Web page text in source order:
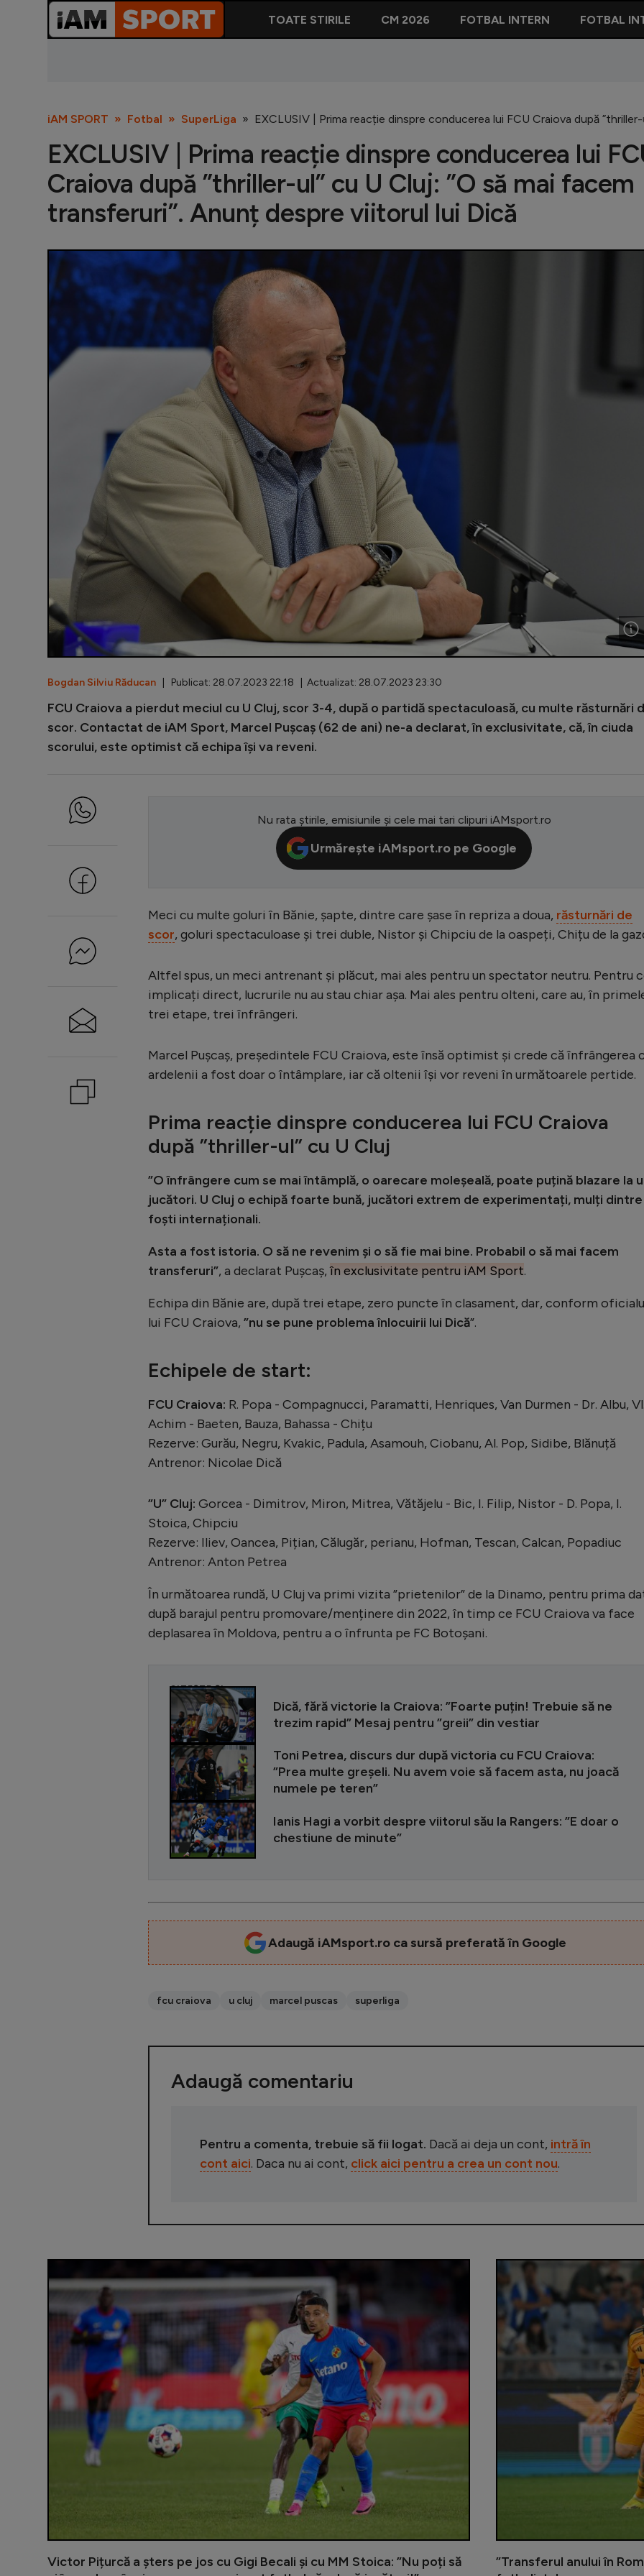
TOATE STIRILE CM 2026 FOTBAL INTERN FOTBAL
iAM SPORT Fotbal SuperLiga EXCLUSIV | Prima reacție dinspre conducerea lui FCU Craiova după
EXCLUSIV | Prima reacție dinspre conducerea lui
Craiova după ”thriller-ul” cu U Cluj: ”O să mai facem
transferuri”. Anunț despre viitorul lui Dică
Bogdan Silviu Răducan | Publicat: 28.07.2023 22:18 | Actualizat: 28.07.2023 23:30
FCU Craiova a pierdut meciul cu U Cluj, scor 3-4, după o partidă spectaculoasă, cu multe răsturnări
scor. Contactat de iAM Sport, Marcel Pușcaș (62 de ani) ne-a declarat, în exclusivitate, că, în ciuda
scorului, este optimist că echipa își va reveni.
Nu rata știrile, emisiunile și cele mai tari clipuri iAMsport.ro
Urmărește iAMsport.ro pe Google
Meci cu multe goluri în Bănie, șapte, dintre care șase în repriza a doua, răsturnări de
scor, goluri spectaculoase și trei duble, Nistor și Chipciu de la oaspeți, Chițu de la
Altfel spus, un meci antrenant și plăcut, mai ales pentru un spectator neutru. Pentru
implicați direct, lucrurile nu au stau chiar așa. Mai ales pentru olteni, care au, în
trei etape, trei înfrângeri.
Marcel Pușcaș, președintele FCU Craiova, este însă optimist și crede că înfrângerea
ardelenii a fost doar o întâmplare, iar că oltenii își vor reveni în următoarele pertide.
Prima reacție dinspre conducerea lui FCU Craiova
după ”thriller-ul” cu U Cluj
”O înfrângere cum se mai întâmplă, o oarecare moleșeală, poate puțină blazare la
jucători. U Cluj o echipă foarte bună, jucători extrem de experimentați, mulți dintre
foști internaționali.
Asta a fost istoria. O să ne revenim și o să fie mai bine. Probabil o să mai facem
transferuri”, a declarat Pușcaș,în exclusivitate pentru iAM Sport.
Echipa din Bănie are, după trei etape, zero puncte în clasament, dar, conform
lui FCU Craiova, ”nu se pune problema înlocuirii lui Dică”.
Echipele de start:
FCU Craiova: R. Popa - Compagnucci, Paramatti, Henriques, Van Durmen - Dr. Albu, Vl.
Achim - Baeten, Bauza, Bahassa - Chițu
Rezerve: Gurău, Negru, Kvakic, Padula, Asamouh, Ciobanu, Al. Pop, Sidibe, Blănuță
Antrenor: Nicolae Dică
”U” Cluj: Gorcea - Dimitrov, Miron, Mitrea, Vătăjelu - Bic, I. Filip, Nistor - D. Popa, I.
Stoica, Chipciu
Rezerve: Iliev, Oancea, Pițian, Călugăr, perianu, Hofman, Tescan, Calcan, Popadiuc
Antrenor: Anton Petrea
În următoarea rundă, U Cluj va primi vizita ”prietenilor” de la Dinamo, pentru prima
după barajul pentru promovare/menținere din 2022, în timp ce FCU Craiova va face
deplasarea în Moldova, pentru a o înfrunta pe FC Botoșani.
CITEȘTE ȘI
Dică, fără victorie la Craiova: ”Foarte puțin! Trebuie să ne
trezim rapid” Mesaj pentru ”greii” din vestiar
Toni Petrea, discurs dur după victoria cu FCU Craiova:
”Prea multe greșeli. Nu avem voie să facem asta, nu joacă
numele pe teren”
Ianis Hagi a vorbit despre viitorul său la Rangers: ”E doar o
chestiune de minute”
Adaugă iAMsport.ro ca sursă preferată în Google
fcu craiova u cluj marcel puscas superliga
Adaugă comentariu
Pentru a comenta, trebuie să fii logat. Dacă ai deja un cont, intră în
cont aici. Daca nu ai cont, click aici pentru a crea un cont nou.
Victor Pițurcă a șters pe jos cu Gigi Becali și cu MM Stoica: ”Nu poți să
”Transferul anului în